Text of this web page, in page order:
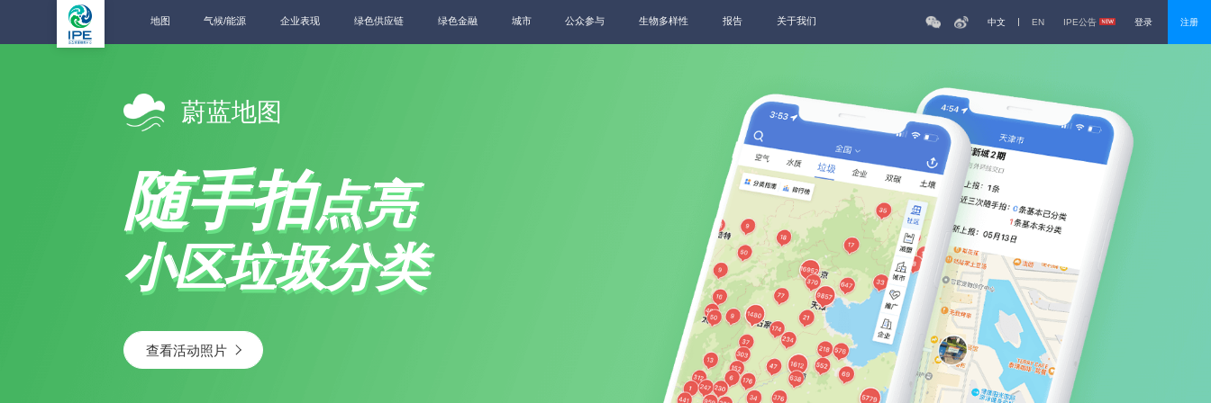
地图 气候/能源 企业表现 绿色供应链 绿色金融 城市 公众参与 生物多样性 报告 关于我们 中文 EN IPE公告 登录 注册
蔚蓝地图
随手拍点亮
小区垃圾分类
查看活动照片